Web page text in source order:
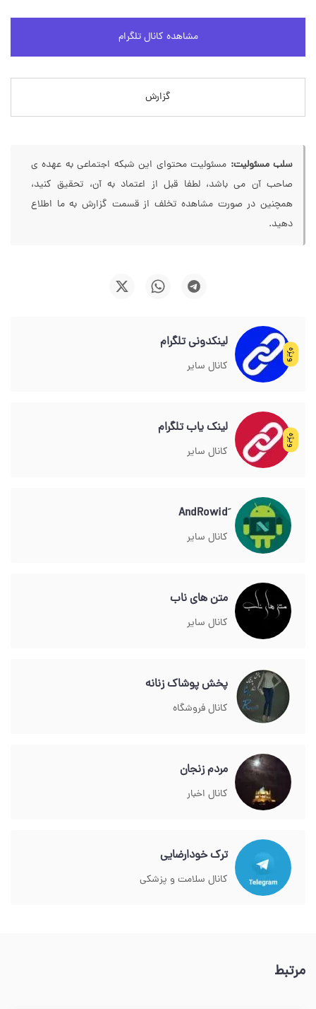
مشاهده کانال تلگرام
گزارش
سلب مسئولیت: مسئولیت محتوای این شبکه اجتماعی به عهده ی
صاحب آن می باشد، لطفا قبل از اعتماد به آن، تحقیق کنید،
همچنین در صورت مشاهده تخلف از قسمت گزارش به ما اطلاع
دهید.
ویژه
لینکدونی تلگرام
کانال سایر
ویژه
لینک یاب تلگرام
کانال سایر
کانال سایر
متن های ناب
کانال سایر
پخش پوشاک زنانه
کانال فروشگاه
مردم زنجان
کانال اخبار
ترک خودارضایی
کانال سلامت و پزشکی
مرتبط